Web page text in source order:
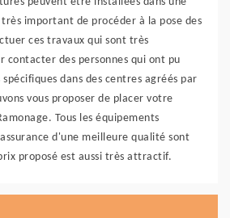
important de procéder à la pose des
ces travaux qui sont très
contacter des personnes qui ont pu
dans des centres agréés par
vous proposer de placer votre
Tous les équipements
d'une meilleure qualité sont
proposé est aussi très attractif.